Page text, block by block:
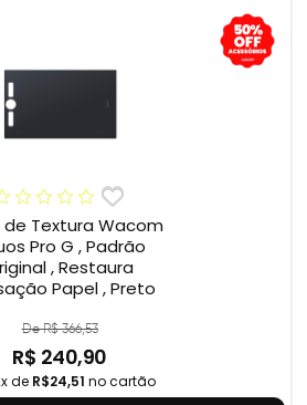
de Textura Wacom
Pro G , Padrão
, Restaura
Papel , Preto
De R$ 366,53
R$ 240,90
de R$24,51 no cartão